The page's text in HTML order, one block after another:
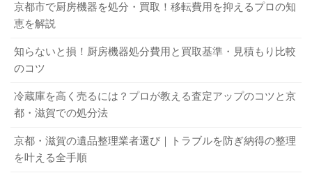
の対象品目と同じく、大津市では収集を行っていません。
て、パソコンメーカーへ回収を依頼します。パソコンにPC
リサイクルマークがついていれば、無償で回収してもらえ
るので費用はかかりません。なお、PCリサイクル法の対象
品目になっている機器は、以下のとおりです。
わせて必要なサービスが利用できるでしょう。特に、処分
費用を抑えたい方は、買取サービスを行っている不用品回
収業者に依頼してください。
回収・買取対象のジャンルが幅広いか
どのような品物が回収・買取の対象になっているのか、不
用品回収業者選びでチェックしておきたいポイントです。
A．できるだけ家電を高く買い取ってもらいたい場合は、査
定を依頼する前に掃除しましょう。キレイな状態のほう
が、買取額が高くなる傾向にあります。また、取扱説明書
や替えの部品など、購入時に付属されていたものをすべて
近い状態で査定してもらうことが、高価買取ポイントとな
Q．ネットオークションやフリマアプリを使用する際の注意
京都市で厨房機器を処分・買取！移転費用を抑えるプロの知
恵を解説
知らないと損！厨房機器処分費用と買取基準・見積もり比較
のコツ
冷蔵庫を高く売るには？プロが教える査定アップのコツと京
都・滋賀での処分法
京都・滋賀の遺品整理業者選び｜トラブルを防ぎ納得の整理
を叶える全手順